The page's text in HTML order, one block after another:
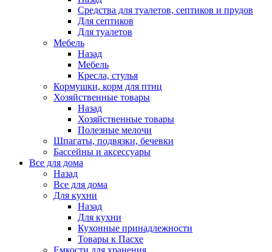
Средства для туалетов, септиков и прудов
Для септиков
Для туалетов
Мебель
Назад
Мебель
Кресла, стулья
Кормушки, корм для птиц
Хозяйственные товары
Назад
Хозяйственные товары
Полезные мелочи
Шпагаты, подвязки, бечевки
Бассейны и аксессуары
Все для дома
Назад
Все для дома
Для кухни
Назад
Для кухни
Кухонные принадлежности
Товары к Пасхе
Емкости для хранения